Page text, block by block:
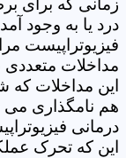
زمانی که برای
درد یا به وجود
فیزیوتراپیست
مداخلات متعددی
این مداخلات که
هم نامگذاری می
درمانی
این که تحرک